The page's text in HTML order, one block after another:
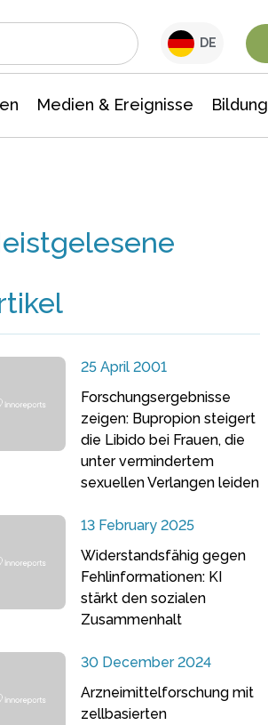
DE
Medien & Ereignisse Bildung
25 April 2001
Forschungsergebnisse
zeigen: Bupropion steigert
die Libido bei Frauen, die
unter vermindertem
sexuellen Verlangen leiden
13 February 2025
Widerstandsfähig gegen
Fehlinformationen: KI
stärkt den sozialen
Zusammenhalt
30 December 2024
Arzneimittelforschung mit
zellbasierten